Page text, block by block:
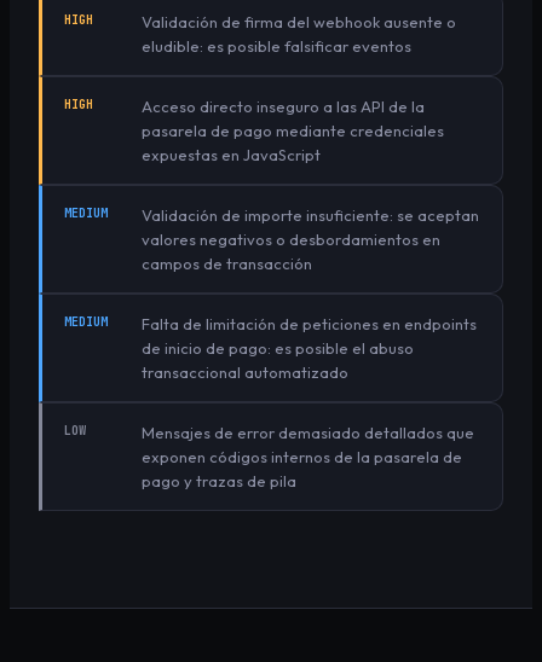
HIGH
Validación de firma del webhook ausente o
eludible: es posible falsificar eventos
HIGH
Acceso directo inseguro a las API de la
pasarela de pago mediante credenciales
expuestas en JavaScript
MEDIUM
Validación de importe insuficiente: se aceptan
valores negativos o desbordamientos en
campos de transacción
MEDIUM
Falta de limitación de peticiones en endpoints
de inicio de pago: es posible el abuso
transaccional automatizado
LOW
Mensajes de error demasiado detallados que
exponen códigos internos de la pasarela de
pago y trazas de pila